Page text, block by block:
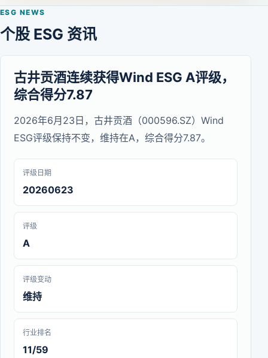
ESG NEWS
个股 ESG 资讯
古井贡酒连续获得Wind ESG A评级，
综合得分7.87
2026年6月23日，古井贡酒（000596.SZ）Wind
ESG评级保持不变，维持在A，综合得分7.87。
评级日期
20260623
评级
A
评级变动
维持
行业排名
11/59